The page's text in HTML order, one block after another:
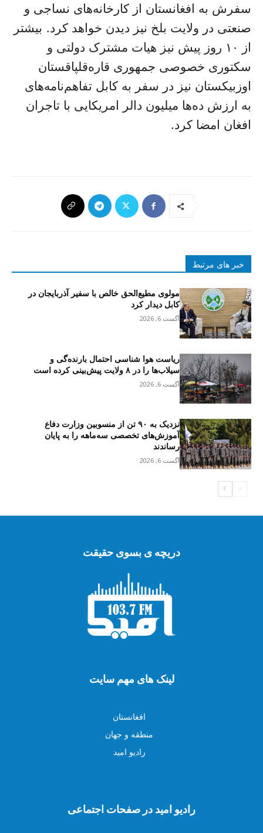
سفرش به افغانستان از کارخانه‌های نساجی و
صنعتی در ولایت بلخ نیز دیدن خواهد کرد. بیشتر
از ۱۰ روز پیش نیز هیات مشترک دولتی و
سکتوری خصوصی جمهوری قاره‌قلپاقستان
اوزبیکستان نیز در سفر به کابل تفاهم‌نامه‌های
به ارزش‌ ده‌ها میلیون دالر امریکایی با تاجران
افغان امضا کرد.
خبر های مرتبط
مولوی مطیع‌الحق خالص با سفیر آذربایجان در
کابل دیدار کرد
آگست 6, 2026
ریاست هوا شناسی احتمال بارنده‌گی و
سیلاب‌ها را در ۸ ولایت پیش‌بینی کرده است
آگست 6, 2026
نزدیک به ۹۰ تن از منسوبین وزارت دفاع
آموزش‌های تخصصی سه‌ماهه را به پایان
رساندند
آگست 6, 2026
دریچه ی بسوی حقیقت
لینک های مهم سایت
افغانستان
منطقه و جهان
رادیو امید
رادیو امید در صفحات اجتماعی